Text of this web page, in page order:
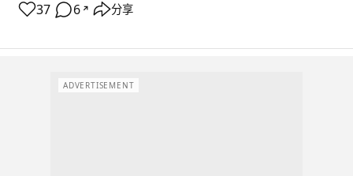
37 6 ↗ 分享
ADVERTISEMENT